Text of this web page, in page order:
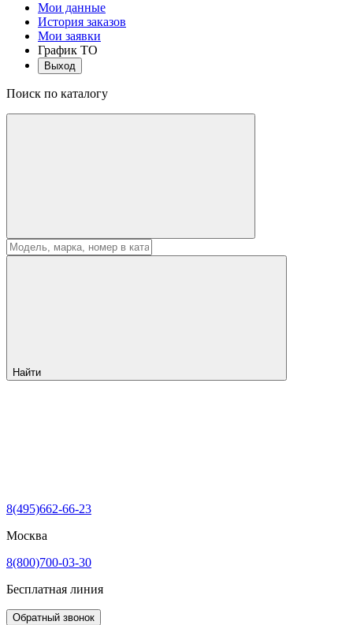
Мои данные
История заказов
Мои заявки
График ТО
Выход
Поиск по каталогу
Найти
8(495)662-66-23
Москва
8(800)700-03-30
Бесплатная линия
Обратный звонок